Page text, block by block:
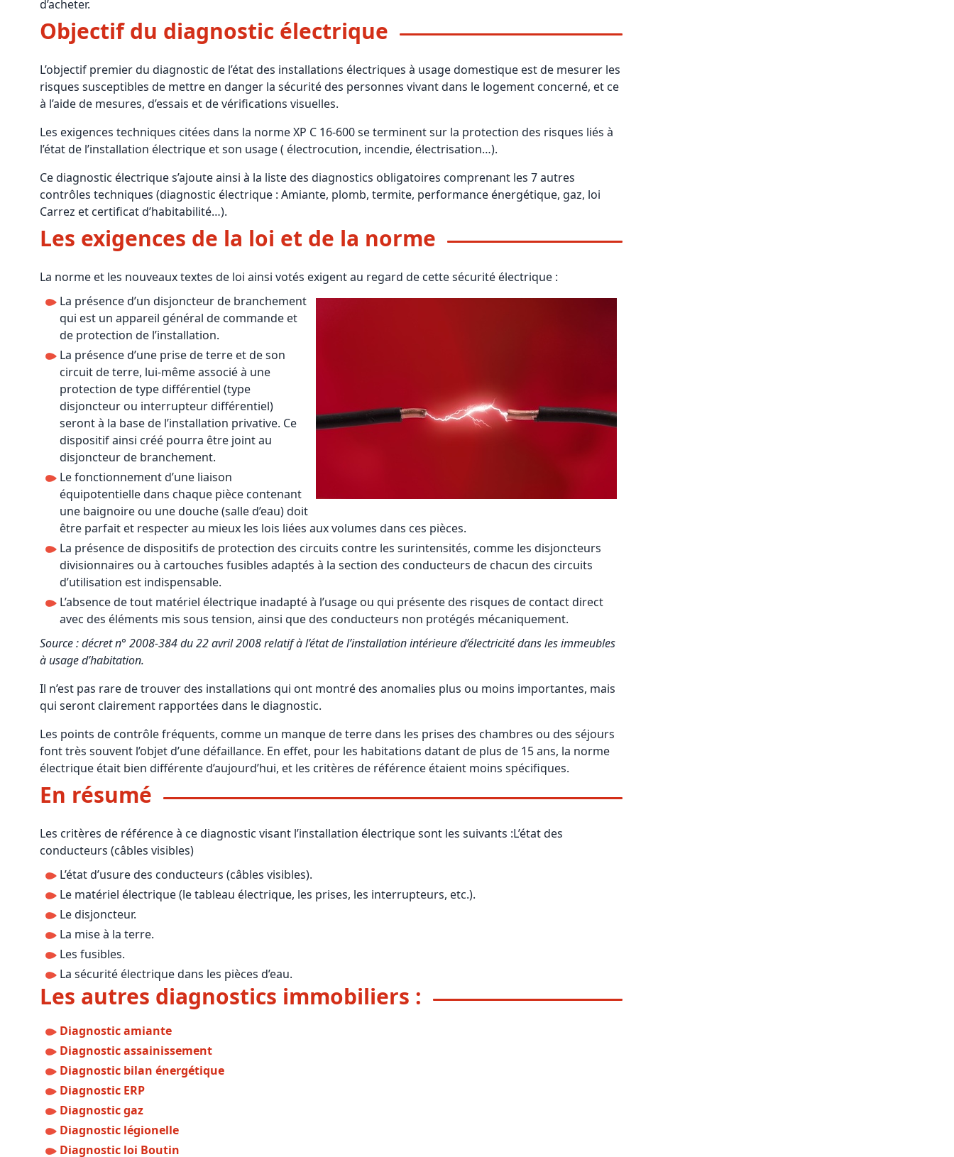
d’acheter.
Objectif du diagnostic électrique
L’objectif premier du diagnostic de l’état des installations électriques à usage domestique est de mesurer les
risques susceptibles de mettre en danger la sécurité des personnes vivant dans le logement concerné, et ce
à l’aide de mesures, d’essais et de vérifications visuelles.
Les exigences techniques citées dans la norme XP C 16-600 se terminent sur la protection des risques liés à
l’état de l’installation électrique et son usage ( électrocution, incendie, électrisation…).
Ce diagnostic électrique s’ajoute ainsi à la liste des diagnostics obligatoires comprenant les 7 autres
contrôles techniques (diagnostic électrique : Amiante, plomb, termite, performance énergétique, gaz, loi
Carrez et certificat d’habitabilité…).
Les exigences de la loi et de la norme
La norme et les nouveaux textes de loi ainsi votés exigent au regard de cette sécurité électrique :
La présence d’un disjoncteur de branchement
qui est un appareil général de commande et
de protection de l’installation.
La présence d’une prise de terre et de son
circuit de terre, lui-même associé à une
protection de type différentiel (type
disjoncteur ou interrupteur différentiel)
seront à la base de l’installation privative. Ce
dispositif ainsi créé pourra être joint au
disjoncteur de branchement.
Le fonctionnement d’une liaison
équipotentielle dans chaque pièce contenant
une baignoire ou une douche (salle d’eau) doit
être parfait et respecter au mieux les lois liées aux volumes dans ces pièces.
La présence de dispositifs de protection des circuits contre les surintensités, comme les disjoncteurs
divisionnaires ou à cartouches fusibles adaptés à la section des conducteurs de chacun des circuits
d’utilisation est indispensable.
L’absence de tout matériel électrique inadapté à l’usage ou qui présente des risques de contact direct
avec des éléments mis sous tension, ainsi que des conducteurs non protégés mécaniquement.
Source : décret n° 2008-384 du 22 avril 2008 relatif à l’état de l’installation intérieure d’électricité dans les immeubles
à usage d’habitation.
Il n’est pas rare de trouver des installations qui ont montré des anomalies plus ou moins importantes, mais
qui seront clairement rapportées dans le diagnostic.
Les points de contrôle fréquents, comme un manque de terre dans les prises des chambres ou des séjours
font très souvent l’objet d’une défaillance. En effet, pour les habitations datant de plus de 15 ans, la norme
électrique était bien différente d’aujourd’hui, et les critères de référence étaient moins spécifiques.
En résumé
Les critères de référence à ce diagnostic visant l’installation électrique sont les suivants :L’état des
conducteurs (câbles visibles)
L’état d’usure des conducteurs (câbles visibles).
Le matériel électrique (le tableau électrique, les prises, les interrupteurs, etc.).
Le disjoncteur.
La mise à la terre.
Les fusibles.
La sécurité électrique dans les pièces d’eau.
Les autres diagnostics immobiliers :
Diagnostic amiante
Diagnostic assainissement
Diagnostic bilan énergétique
Diagnostic ERP
Diagnostic gaz
Diagnostic légionelle
Diagnostic loi Boutin